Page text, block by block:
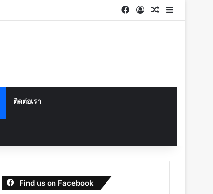
Facebook
Log InRandom
Sidebar
ติดต่อเรา
Find us on Facebook